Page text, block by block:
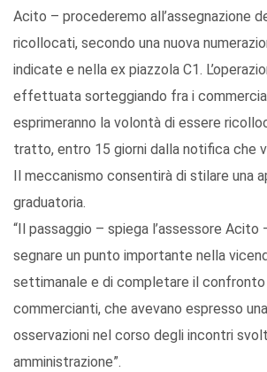
Acito – procederemo all’assegnazione
ricollocati, secondo una nuova
indicate e nella ex piazzola C1.
effettuata sorteggiando fra i
esprimeranno la volontà di essere
tratto, entro 15 giorni dalla notifica che
Il meccanismo consentirà di stilare una
graduatoria.
“Il passaggio – spiega l’assessore
segnare un punto importante nella
settimanale e di completare il
commercianti, che avevano espresso
osservazioni nel corso degli incontri
amministrazione”.